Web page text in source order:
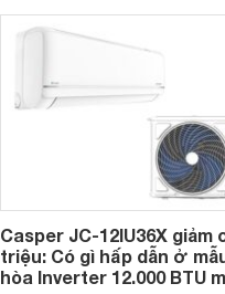
nhiều tính năng và công nghệ
Casper JC-12IU36X giảm
triệu: Có gì hấp dẫn ở
hòa Inverter 12.000 BTU